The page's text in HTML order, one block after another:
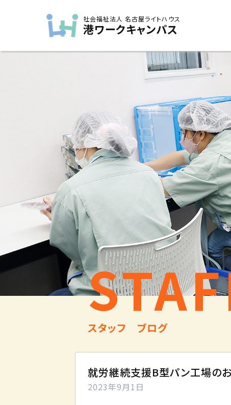
社会福祉法人 名古屋ライトハウス
港ワークキャンパス
スタッフ ブログ
就労継続支援B型パン工場のお
2023年9月1日